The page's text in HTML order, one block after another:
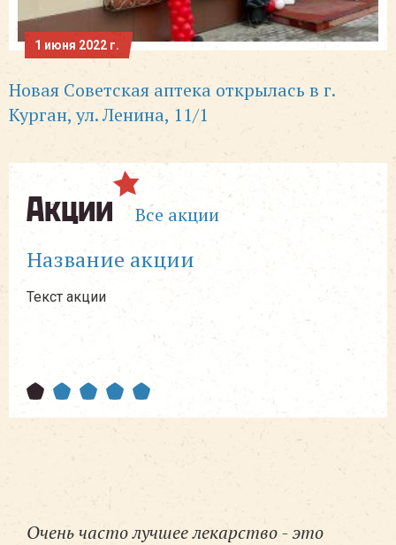
1 июня 2022 г.
Новая Советская аптека открылась в г.
Курган, ул. Ленина, 11/1
Акции Все акции
Название акции
Текст акции
Очень часто лучшее лекарство - это